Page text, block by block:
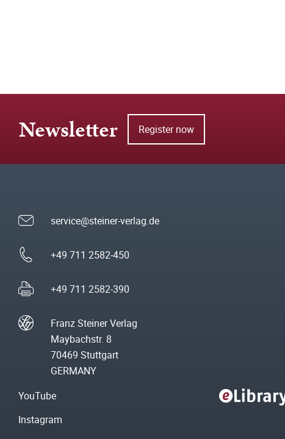
Newsletter Register now
service@steiner-verlag.de
+49 711 2582-450
+49 711 2582-390
Franz Steiner Verlag
Maybachstr. 8
70469 Stuttgart
GERMANY
YouTube
Instagram